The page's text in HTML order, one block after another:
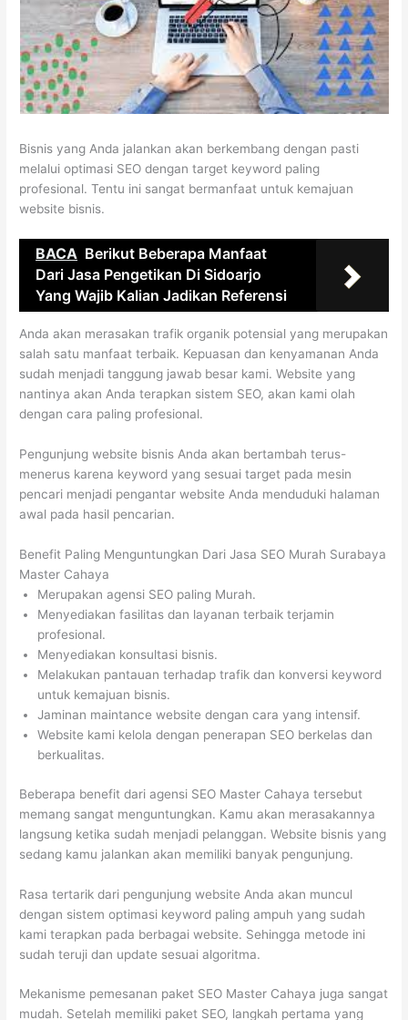
Bisnis yang Anda jalankan akan berkembang dengan pasti
melalui optimasi SEO dengan target keyword paling
profesional. Tentu ini sangat bermanfaat untuk kemajuan
website bisnis.
BACA Berikut Beberapa Manfaat
Dari Jasa Pengetikan Di Sidoarjo
Yang Wajib Kalian Jadikan Referensi
Anda akan merasakan trafik organik potensial yang merupakan
salah satu manfaat terbaik. Kepuasan dan kenyamanan Anda
sudah menjadi tanggung jawab besar kami. Website yang
nantinya akan Anda terapkan sistem SEO, akan kami olah
dengan cara paling profesional.
Pengunjung website bisnis Anda akan bertambah terus-
menerus karena keyword yang sesuai target pada mesin
pencari menjadi pengantar website Anda menduduki halaman
awal pada hasil pencarian.
Benefit Paling Menguntungkan Dari Jasa SEO Murah Surabaya
Master Cahaya
Merupakan agensi SEO paling Murah.
Menyediakan fasilitas dan layanan terbaik terjamin
profesional.
Menyediakan konsultasi bisnis.
Melakukan pantauan terhadap trafik dan konversi keyword
untuk kemajuan bisnis.
Jaminan maintance website dengan cara yang intensif.
Website kami kelola dengan penerapan SEO berkelas dan
berkualitas.
Beberapa benefit dari agensi SEO Master Cahaya tersebut
memang sangat menguntungkan. Kamu akan merasakannya
langsung ketika sudah menjadi pelanggan. Website bisnis yang
sedang kamu jalankan akan memiliki banyak pengunjung.
Rasa tertarik dari pengunjung website Anda akan muncul
dengan sistem optimasi keyword paling ampuh yang sudah
kami terapkan pada berbagai website. Sehingga metode ini
sudah teruji dan update sesuai algoritma.
Mekanisme pemesanan paket SEO Master Cahaya juga sangat
mudah. Setelah memiliki paket SEO, langkah pertama yang